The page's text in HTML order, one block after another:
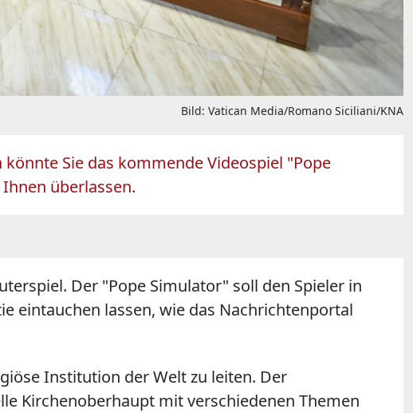
Bild: Vatican Media/Romano Siciliani/KNA
Sie das kommende Videospiel "Pope
überlassen.
Der "Pope Simulator" soll den Spieler in
eintauchen lassen, wie das Nachrichtenportal
Institution der Welt zu leiten. Der
Kirchenoberhaupt mit verschiedenen Themen